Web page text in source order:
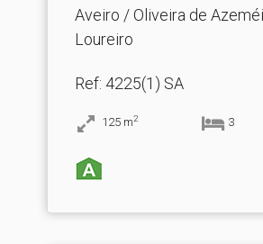
Aveiro / Oliveira de
Loureiro
Ref: 4225(1) SA
125 m2 3